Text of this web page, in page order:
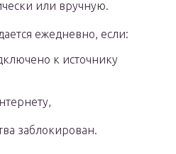
или вручную.
ежедневно, если:
к источнику
заблокирован.